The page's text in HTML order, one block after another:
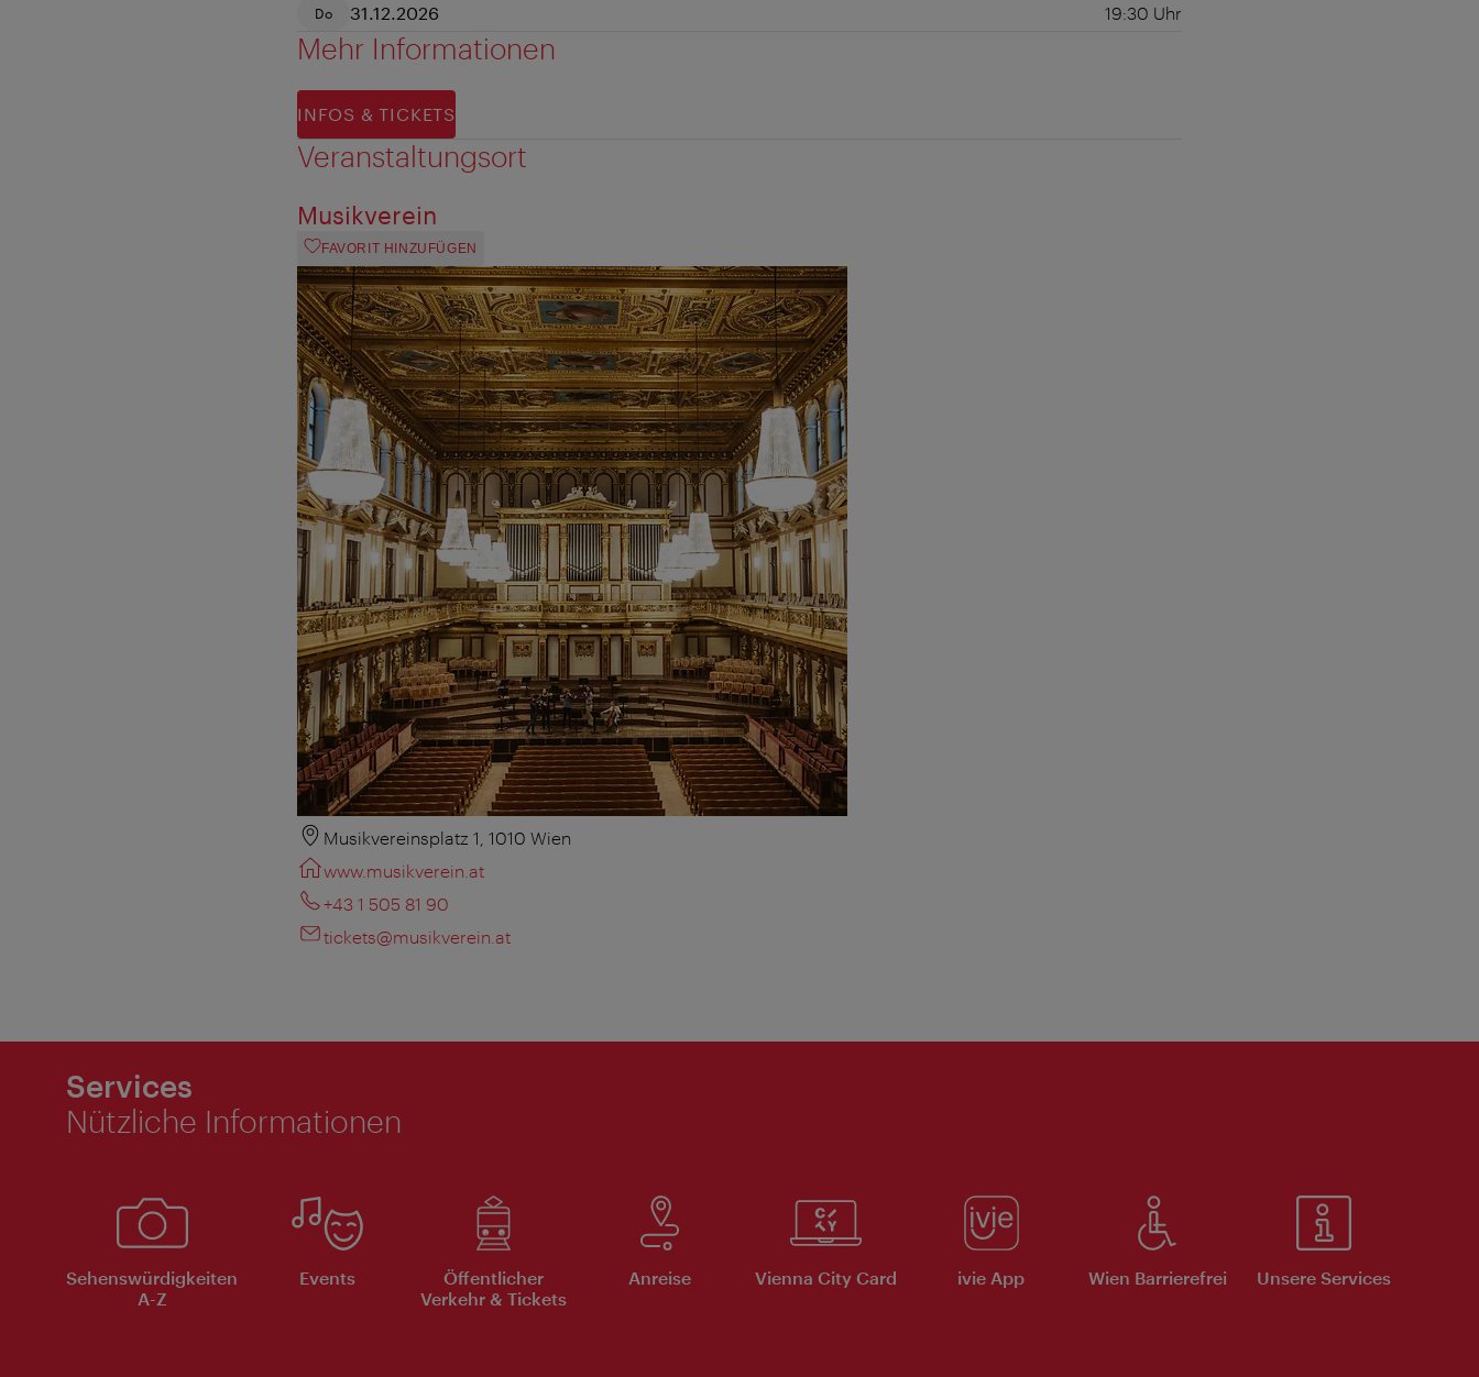
Do 31.12.2026 19:30 Uhr
Mehr Informationen
INFOS & TICKETS
Veranstaltungsort
Musikverein
FAVORIT HINZUFÜGEN
Musikvereinsplatz 1, 1010 Wien
www.musikverein.at
+43 1 505 81 90
tickets@musikverein.at
Services
Nützliche Informationen
Sehenswürdigkeiten
A-Z
Events
Öffentlicher
Verkehr & Tickets
Anreise Vienna City Card ivie App Wien Barrierefrei Unsere Services